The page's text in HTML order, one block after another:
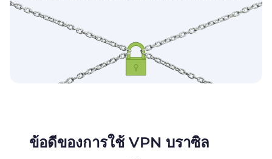
ข้อดีของการใช้ VPN บราซิล